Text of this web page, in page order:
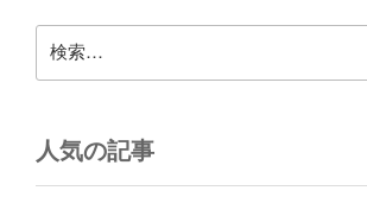
索:
人気の記事